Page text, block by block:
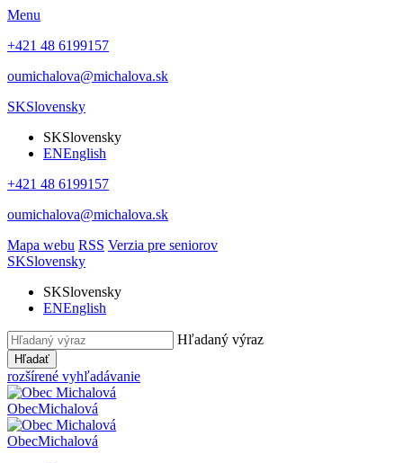
Menu
+421 48 6199157
oumichalova@michalova.sk
SKSlovensky
SKSlovensky
ENEnglish
+421 48 6199157
oumichalova@michalova.sk
Mapa webu RSS Verzia pre seniorov
SKSlovensky
SKSlovensky
ENEnglish
Hľadaný výraz
Hľadať
rozšírené vyhľadávanie
ObecMichalová
ObecMichalová